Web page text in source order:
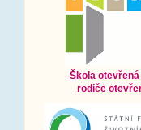
Škola
rodiče